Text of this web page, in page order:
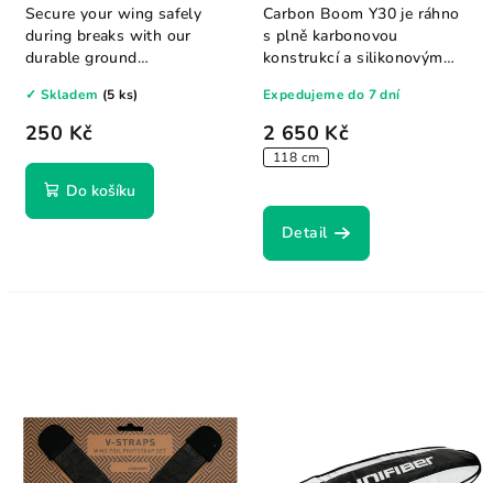
250 Kč
✓ Skladem (5 ks)
Do košíku
Secure your wing safely
during breaks with our
durable ground
Y30
2 650 Kč
118 cm
Expedujeme do 7 dní
Detail
Carbon Boom Y30 je ráhno
s plně karbonovou
konstrukcí a silikonovým